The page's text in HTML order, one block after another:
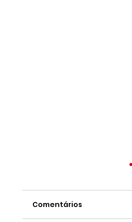
Comentários